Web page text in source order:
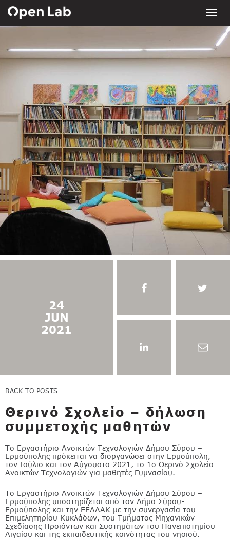
24
JUN
2021
BACK TO POSTS
Θερινό Σχολείο – δήλωση
συμμετοχής μαθητών
Το Εργαστήριο Ανοικτών Τεχνολογιών Δήμου Σύρου –
Ερμούπολης πρόκειται να διοργανώσει στην Ερμούπολη,
τον Ιούλιο και τον Αύγουστο 2021, το 1ο Θερινό Σχολείο
Ανοικτών Τεχνολογιών για μαθητές Γυμνασίου.
Το Εργαστήριο Ανοικτών Τεχνολογιών Δήμου Σύρου –
Ερμούπολης υποστηρίζεται από τον Δήμο Σύρου-
Ερμούπολης και την ΕΕΛΛΑΚ με την συνεργασία του
Επιμελητηρίου Κυκλάδων, του Τμήματος Μηχανικών
Σχεδίασης Προϊόντων και Συστημάτων του Πανεπιστημίου
Αιγαίου και της εκπαιδευτικής κοινότητας του νησιού.